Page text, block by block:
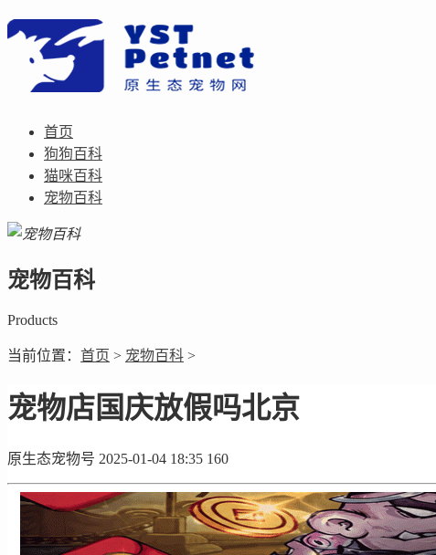
首页
狗狗百科
猫咪百科
宠物百科
宠物百科
Products
当前位置： 首页 > 宠物百科 >
宠物店国庆放假吗北京
原生态宠物号 2025-01-04 18:35 160